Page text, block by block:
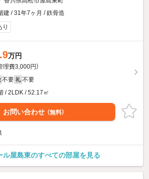
建 / 31年7ヶ月 / 鉄骨造
り
万円
理費3,000円）
不要 礼 不要
/ 2LDK / 52.17㎡
お問い合わせ （無料）
ル屋島東のすべての部屋を見る